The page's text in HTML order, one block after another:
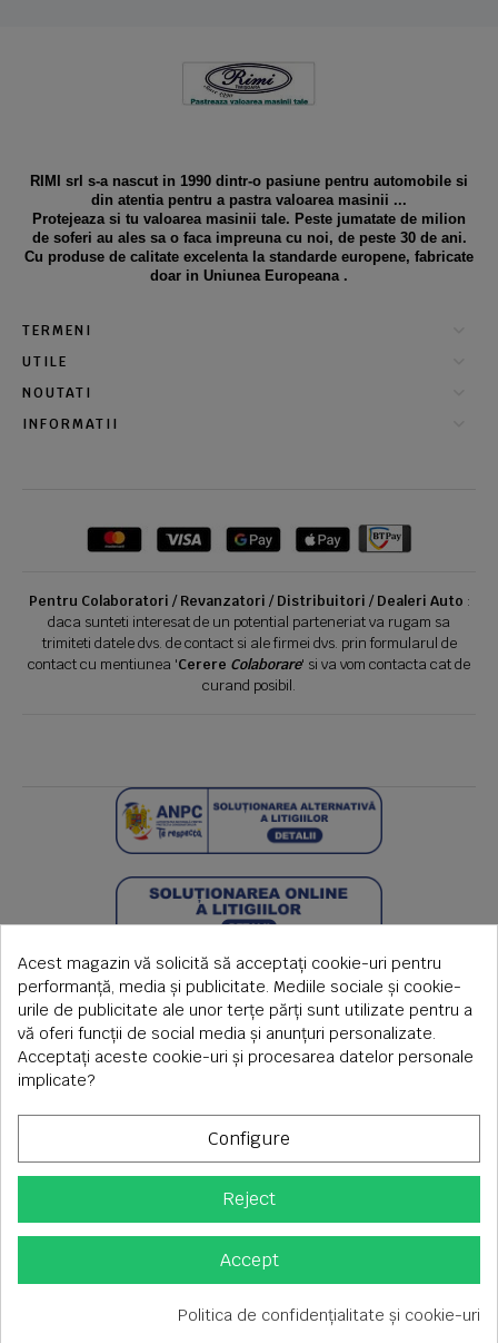
RIMI srl s-a nascut in 1990 dintr-o pasiune pentru automobile si
din atentia pentru a pastra valoarea masinii ...
Protejeaza si tu valoarea masinii tale. Peste jumatate de milion
de soferi au ales sa o faca impreuna cu noi, de peste 30 de ani.
Cu produse de calitate excelenta la standarde europene, fabricate
doar in Uniunea Europeana .
TERMENI
UTILE
NOUTATI
INFORMATII
Pentru Colaboratori / Revanzatori / Distribuitori / Dealeri Auto :
daca sunteti interesat de un potential parteneriat va rugam sa
trimiteti datele dvs. de contact si ale firmei dvs. prin formularul de
contact cu mentiunea 'Cerere Colaborare' si va vom contacta cat de
curand posibil.
Copyright © 2026 S.C. Rimi S.R.L. , Reg.Com: J1992000639351,
CUI: RO1824566
Tel fix: 0256-275 273 mobil: 0720 699 655 ,
Acest magazin vă solicită să acceptați cookie-uri pentru
performanță, media și publicitate. Mediile sociale și cookie-
urile de publicitate ale unor terțe părți sunt utilizate pentru a
vă oferi funcții de social media și anunțuri personalizate.
Acceptați aceste cookie-uri și procesarea datelor personale
implicate?
Configure
Reject
Accept
Politica de confidențialitate și cookie-uri